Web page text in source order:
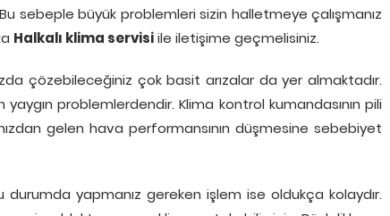
sebeple büyük problemleri sizin halletmeye çalışmanız
Halkalı klima servisiile iletişime geçmelisiniz.
çözebileceğiniz çok basit arızalar da yer almaktadır.
problemlerdendir. Klima kontrol kumandasının pili
gelen hava performansının düşmesine sebebiyet
yapmanız gereken işlem ise oldukça kolaydır.